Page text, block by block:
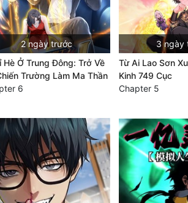
2 ngày trước
Hè Ở Trung Đông: Trở Về
Trường Làm Ma Thần
6
3 ngày
Từ Ai Lao Sơn
Kinh 749 Cục
Chapter 5